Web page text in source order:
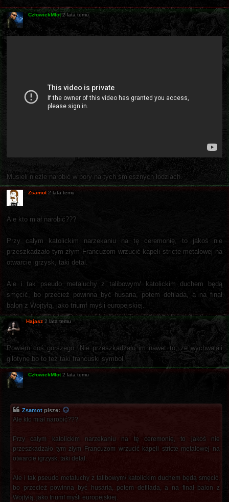
CzłowiekMłot 2 lata temu
Musieli nieźle narobić w pory na tych śmiesznych łodziach.
Zsamot 2 lata temu
Ale kto miał narobić???
Przy całym katolickim narzekaniu na tę ceremonię, to jakoś nie
przeszkadzało tym złym Francuzom wrzucić kapeli stricte metalowej na
otwarcie igrzysk, taki detal.
Ale i tak pseudo metaluchy z talibowym/ katolickim duchem będą
smęcić, bo przecież powinna być husaria, potem defilada, a na finał
balon z Wojtyłą, jako triumf myśli europejskiej.
Hajasz 2 lata temu
Powiem coś gorszego. Nie przeszkadzało im nawet to, że wychwalali
gilotynę bo to też taki francuski symbol.
CzłowiekMłot 2 lata temu
Zsamot pisze:
Ale kto miał narobić???
Przy całym katolickim narzekaniu na tę ceremonię, to jakoś nie
przeszkadzało tym złym Francuzom wrzucić kapeli stricte metalowej na
otwarcie igrzysk, taki detal.
Ale i tak pseudo metaluchy z talibowym/ katolickim duchem będą smęcić,
bo przecież powinna być husaria, potem defilada, a na finał balon z
Wojtyłą, jako triumf myśli europejskiej.